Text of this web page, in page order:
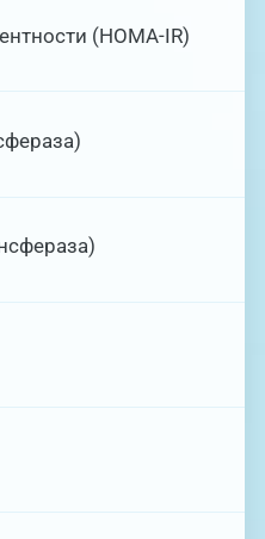
(НОМА-IR)